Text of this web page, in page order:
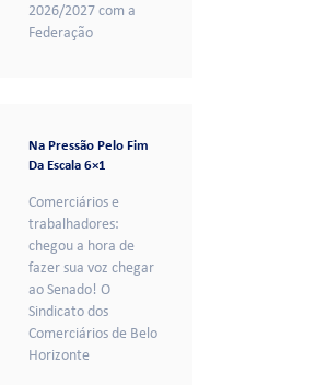
2026/2027 com a
Federação
Na Pressão Pelo Fim
Da Escala 6×1
Comerciários e
trabalhadores:
chegou a hora de
fazer sua voz chegar
ao Senado! O
Sindicato dos
Comerciários de Belo
Horizonte